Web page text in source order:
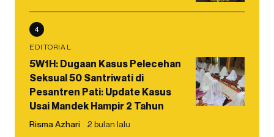
4
EDITORIAL
5W1H: Dugaan Kasus Pelecehan
Seksual 50 Santriwati di
Pesantren Pati: Update Kasus
Usai Mandek Hampir 2 Tahun
Risma Azhari 2 bulan lalu